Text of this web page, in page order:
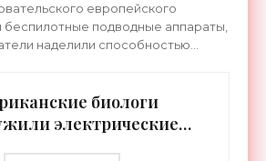
европейского
беспилотные подводные аппараты,
наделили способностью
биологи
электрические